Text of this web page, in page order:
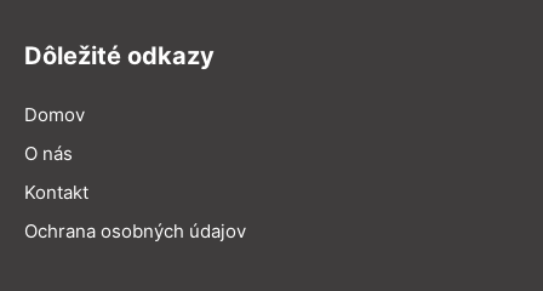
Dôležité odkazy
Domov
O nás
Kontakt
Ochrana osobných údajov